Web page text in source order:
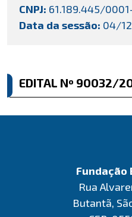
CNPJ: 61.189.445/
Data da sessão: 04/
EDITAL Nº 90032/
Fundação
Rua
Butantã,